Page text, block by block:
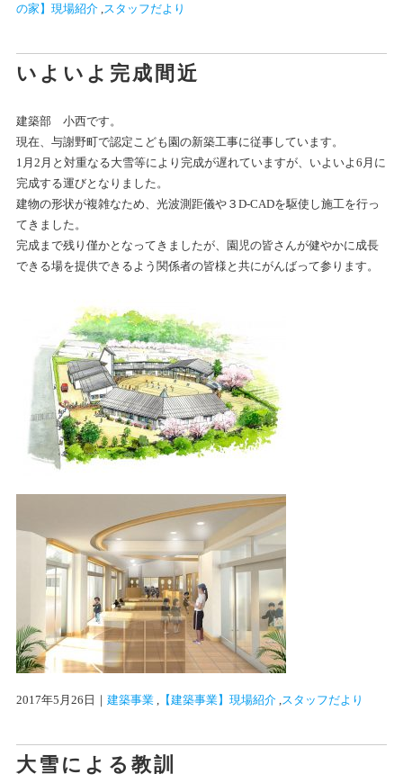
の家】現場紹介 , スタッフだより
いよいよ完成間近
建築部 小西です。
現在、与謝野町で認定こども園の新築工事に従事しています。
1月2月と対重なる大雪等により完成が遅れていますが、いよいよ6月に
完成する運びとなりました。
建物の形状が複雑なため、光波測距儀や３D-CADを駆使し施工を行っ
てきました。
完成まで残り僅かとなってきましたが、園児の皆さんが健やかに成長
できる場を提供できるよう関係者の皆様と共にがんばって参ります。
2017年5月26日 ｜ 建築事業 , 【建築事業】現場紹介 , スタッフだより
大雪による教訓